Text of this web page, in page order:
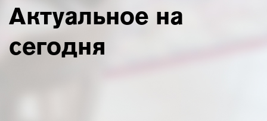
Актуальное на
сегодня